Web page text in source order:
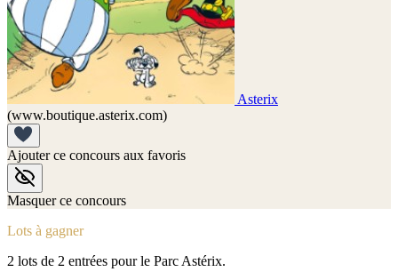
Asterix
(www.boutique.asterix.com)
Ajouter ce concours aux favoris
Masquer ce concours
Lots à gagner
2 lots de 2 entrées pour le Parc Astérix.